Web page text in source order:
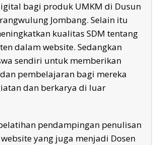
bagi produk UMKM di Dusun
Jombang. Selain itu
kualitas SDM tentang
dalam website. Sedangkan
sendiri untuk memberikan
pembelajaran bagi mereka
dan berkarya di luar
pendampingan penulisan
yang juga menjadi Dosen